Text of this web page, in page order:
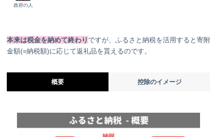
政府の人
本来は税金を納めて終わり ですが、ふるさと納税を活用すると寄附
金額(=納税額)に応じて返礼品を貰えるのです。
概要 控除のイメージ